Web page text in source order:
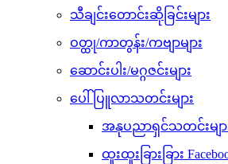
သီချင်းတောင်းဆိုခြင်းများ
ဝတ္ထု/ကာတွန်း/ကဗျာများ
ဆောင်းပါး/မဂ္ဂဇင်းများ
ပေါ်ပြူလာသတင်းများ
အနုပညာရှင်သတင်းမျာ
ထူးထူးခြားခြား